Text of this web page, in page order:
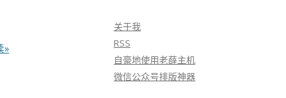
»
关于我
RSS
自豪地使用老薛主机
微信公众号排版神器